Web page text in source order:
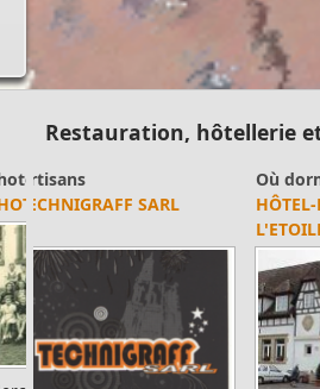
Restauration, hôtellerie
Produits du terroir /
produits artisanaux
Où